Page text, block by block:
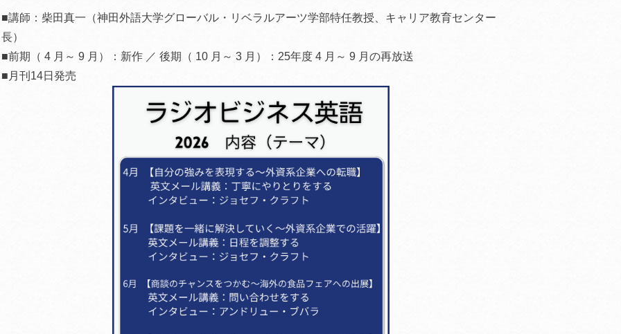
■講師：柴田真一（神田外語大学グローバル・リベラルアーツ学部特任教授、キャリア教育センター
長）
■前期（ 4 月～ 9 月）：新作 ／ 後期（ 10 月～ 3 月）：25年度 4 月～ 9 月の再放送
■月刊14日発売